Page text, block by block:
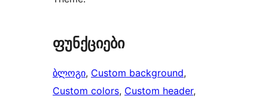
ფუნქციები
ბლოგი, Custom background
Custom colors, Custom header